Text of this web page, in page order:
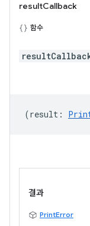
resultCallback
함수
(result :
결과
PrintError